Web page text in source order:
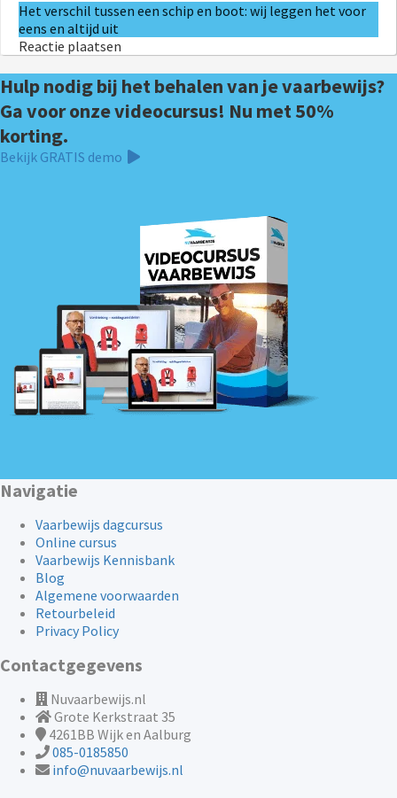
Het verschil tussen een schip en boot: wij leggen het voor
eens en altijd uit
Reactie plaatsen
Hulp nodig bij het behalen van je vaarbewijs?
Ga voor onze videocursus! Nu met 50%
korting.
Bekijk GRATIS demo
Navigatie
Vaarbewijs dagcursus
Online cursus
Vaarbewijs Kennisbank
Blog
Algemene voorwaarden
Retourbeleid
Privacy Policy
Contactgegevens
Nuvaarbewijs.nl
Grote Kerkstraat 35
4261BB Wijk en Aalburg
085-0185850
info@nuvaarbewijs.nl